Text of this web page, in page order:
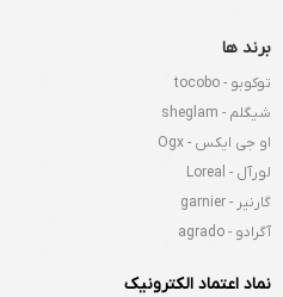
برند ها
توکوبو - tocobo
شیگلم - sheglam
او جی ایکس - Ogx
لورآل - Loreal
گارنیر - garnier
آگرادو - agrado
نماد اعتماد الکترونیک